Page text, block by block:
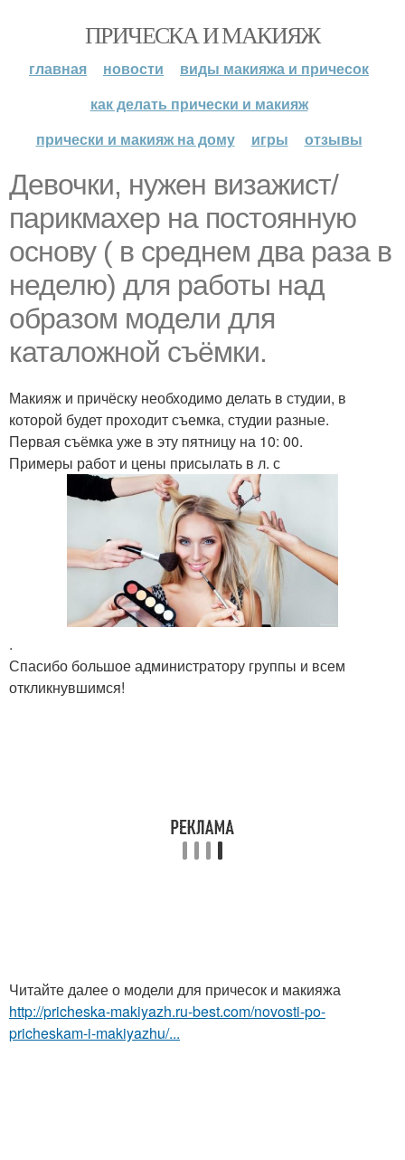
ПРИЧЕСКА И МАКИЯЖ
главная новости
виды макияжа и причесок
как делать прически и макияж
прически и макияж на дому
игры отзывы
Девочки, нужен визажист/
парикмахер на постоянную
основу ( в среднем два раза в
неделю) для работы над
образом модели для
каталожной съёмки.
Макияж и причёску необходимо делать в студии, в
которой будет проходит съемка, студии разные.
Первая съёмка уже в эту пятницу на 10: 00.
Примеры работ и цены присылать в л. с
.
Спасибо большое администратору группы и всем
откликнувшимся!
Читайте далее о модели для причесок и макияжа
http://pricheska-makiyazh.ru-best.com/novosti-po-
pricheskam-i-makiyazhu/...